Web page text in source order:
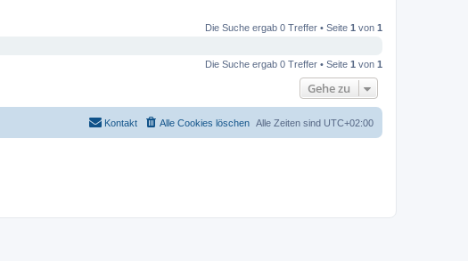
Die Suche ergab 0 Treffer • Seite 1 von 1
Die Suche ergab 0 Treffer • Seite 1 von 1
Gehe zu
Alle Zeiten sind UTC+02:00
Alle Cookies löschen
Kontakt